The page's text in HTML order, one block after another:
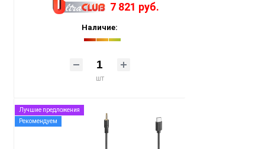
7 821 руб.
Наличие:
шт
Лучшие предложения
Рекомендуем